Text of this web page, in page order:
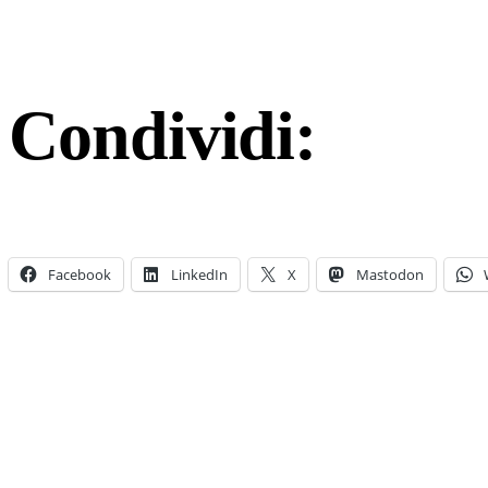
Condividi:
Facebook LinkedIn X Mastodon